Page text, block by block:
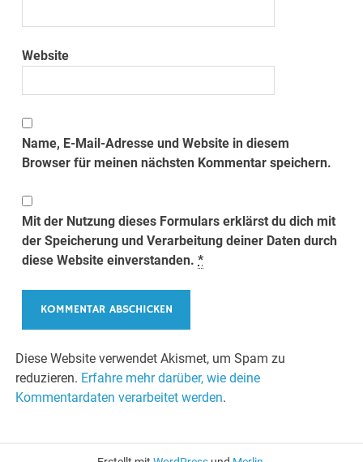
Website
Name, E-Mail-Adresse und Website in diesem
Browser für meinen nächsten Kommentar speichern.
Mit der Nutzung dieses Formulars erklärst du dich mit
der Speicherung und Verarbeitung deiner Daten durch
diese Website einverstanden.*
Diese Website verwendet Akismet, um Spam zu
reduzieren. Erfahre mehr darüber, wie deine
Kommentardaten verarbeitet werden.